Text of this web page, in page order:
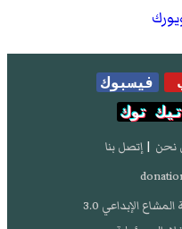
فيسبوك
تيك توك
نحن | إتصل بنا
الإبداعي 3.0